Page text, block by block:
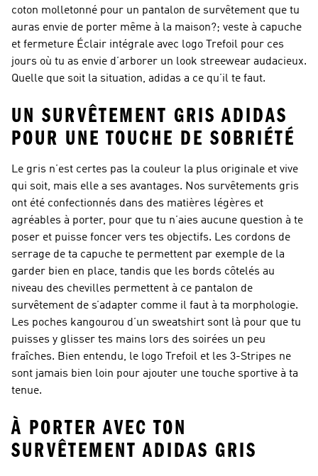
coton molletonné pour un pantalon de survêtement que tu
auras envie de porter même à la maison?; veste à capuche
et fermeture Éclair intégrale avec logo Trefoil pour ces
jours où tu as envie d’arborer un look streewear audacieux.
Quelle que soit la situation, adidas a ce qu’il te faut.
UN SURVÊTEMENT GRIS ADIDAS
POUR UNE TOUCHE DE SOBRIÉTÉ
Le gris n’est certes pas la couleur la plus originale et vive
qui soit, mais elle a ses avantages. Nos survêtements gris
ont été confectionnés dans des matières légères et
agréables à porter, pour que tu n’aies aucune question à te
poser et puisse foncer vers tes objectifs. Les cordons de
serrage de ta capuche te permettent par exemple de la
garder bien en place, tandis que les bords côtelés au
niveau des chevilles permettent à ce pantalon de
survêtement de s’adapter comme il faut à ta morphologie.
Les poches kangourou d’un sweatshirt sont là pour que tu
puisses y glisser tes mains lors des soirées un peu
fraîches. Bien entendu, le logo Trefoil et les 3-Stripes ne
sont jamais bien loin pour ajouter une touche sportive à ta
tenue.
À PORTER AVEC TON
SURVÊTEMENT ADIDAS GRIS